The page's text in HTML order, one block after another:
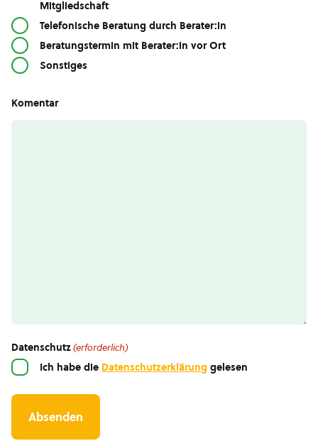
Mitgliedschaft
Telefonische Beratung durch Berater:in
Beratungstermin mit Berater:in vor Ort
Sonstiges
Komentar
Datenschutz(erforderlich)
Ich habe die Datenschutzerklärung gelesen